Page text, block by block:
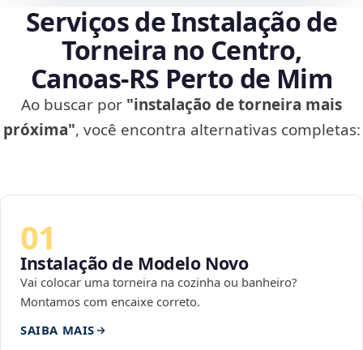
Serviços de Instalação de
Torneira no Centro,
Canoas‑RS Perto de Mim
Ao buscar por "instalação de torneira mais
próxima", você encontra alternativas completas:
01
Instalação de Modelo Novo
Vai colocar uma torneira na cozinha ou banheiro?
Montamos com encaixe correto.
SAIBA MAIS